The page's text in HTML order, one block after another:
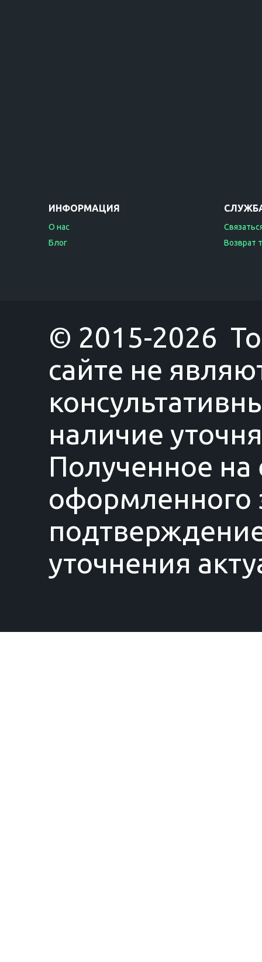
ИНФОРМАЦИЯ
О нас
Блог
Возврат
© 2015-2026
сайте не
наличие
Полученное на
оформленного
уточнения